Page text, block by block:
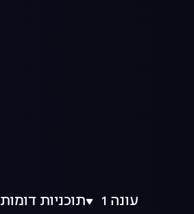
עונה 1 תוכניות דומות